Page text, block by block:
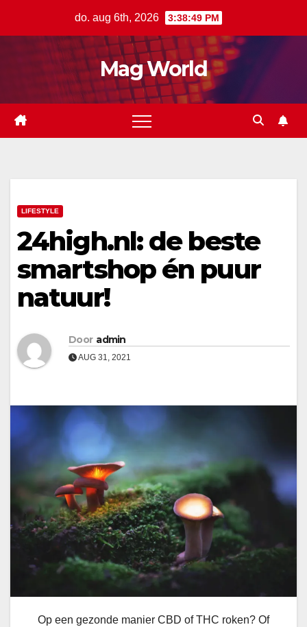
do. aug 6th, 2026 3:38:49 PM
Mag World
LIFESTYLE
24high.nl: de beste
smartshop én puur
natuur!
Door admin
AUG 31, 2021
Op een gezonde manier CBD of THC roken? Of